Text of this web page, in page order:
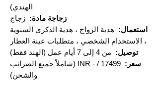
الهندي)
زجاجة مادة: زجاج
استعمال: هدية الزواج ، هدية الذكرى السنوية
، الاستخدام الشخصي ، متطلبات عينة العطار
توصيل: من 4 إلى 7 أيام عمل (الهند فقط)
سعر:
17499 / - INR (شاملاً جميع الضرائب
والشحن)